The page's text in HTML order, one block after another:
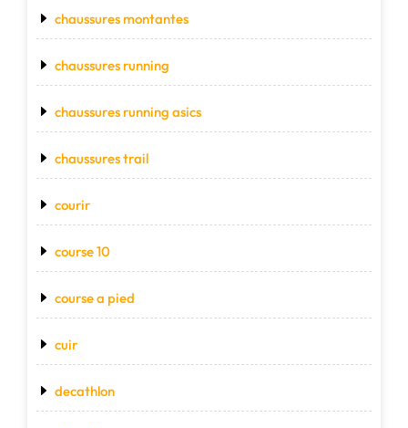
chaussures montantes
chaussures running
chaussures running asics
chaussures trail
courir
course 10
course a pied
cuir
decathlon